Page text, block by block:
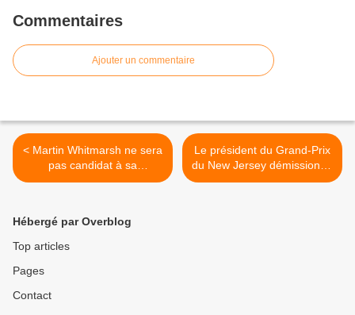
Commentaires
Ajouter un commentaire
< Martin Whitmarsh ne sera
pas candidat à sa
succession
Le président du Grand-Prix
du New Jersey démissionne
>
Hébergé par Overblog
Top articles
Pages
Contact